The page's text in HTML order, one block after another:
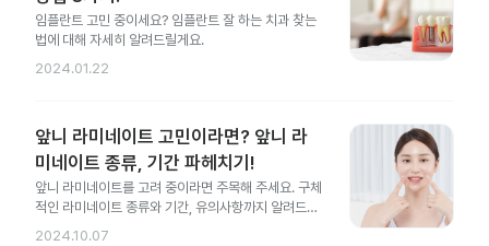
임플란트 고민 중이세요? 임플란트 잘 하는 치과 찾는
법에 대해 자세히 알려드릴게요.
2024.01.22
앞니 라미네이트 고민이라면? 앞니 라
미네이트 종류, 기간 파헤치기!
앞니 라미네이트를 고려 중이라면 주목해 주세요. 구체
적인 라미네이트 종류와 기간, 유의사항까지 알려드릴
게요.
2024.10.07